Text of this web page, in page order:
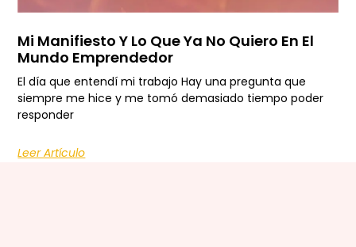
Mi Manifiesto Y Lo Que Ya No Quiero En El
Mundo Emprendedor
El día que entendí mi trabajo Hay una pregunta que
siempre me hice y me tomó demasiado tiempo poder
responder
Leer Artículo